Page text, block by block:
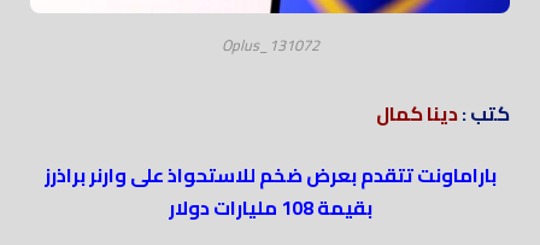
Oplus_131072
كتب :دينا كمال
باراماونت تتقدم بعرض ضخم للاستحواذ على وارنر براذرز
بقيمة 108 مليارات دولار